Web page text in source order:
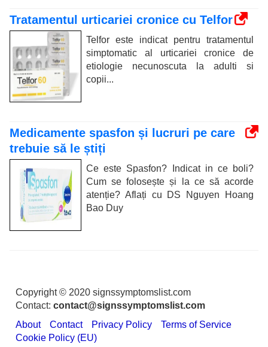
Tratamentul urticariei cronice cu Telfor
Telfor este indicat pentru tratamentul
simptomatic al urticariei cronice de
etiologie necunoscuta la adulti si
copii...
Medicamente spasfon și lucruri pe care
trebuie să le știți
Ce este Spasfon? Indicat in ce boli?
Cum se folosește și la ce să acorde
atenție? Aflați cu DS Nguyen Hoang
Bao Duy
Copyright © 2020 signssymptomslist.com
Contact: contact@signssymptomslist.com
About
Contact Privacy Policy
Terms of Service
Cookie Policy (EU)